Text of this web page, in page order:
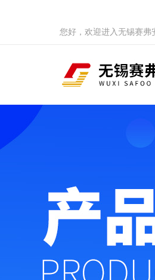
您好，欢迎进入无锡赛弗